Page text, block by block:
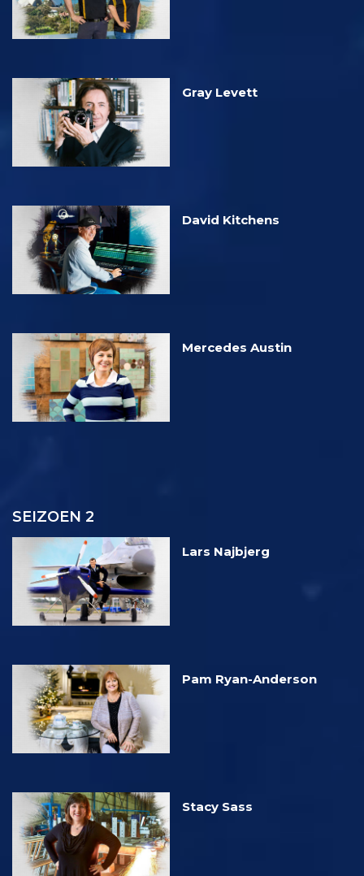
Gray Levett
David Kitchens
Mercedes Austin
SEIZOEN 2
Lars Najbjerg
Pam Ryan-Anderson
Stacy Sass